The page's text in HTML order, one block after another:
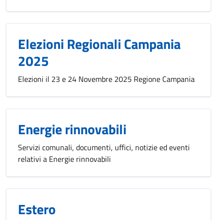
Elezioni Regionali Campania
2025
Elezioni il 23 e 24 Novembre 2025 Regione Campania
Energie rinnovabili
Servizi comunali, documenti, uffici, notizie ed eventi
relativi a Energie rinnovabili
Estero